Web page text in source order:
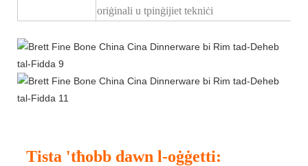
oriġinali u tpinġijiet tekniċi
Tista 'tħobb dawn l-oġġetti: